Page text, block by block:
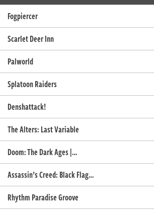
Fogpiercer
Scarlet Deer Inn
Palworld
Splatoon Raiders
Denshattack!
The Alters: Last Variable
Doom: The Dark Ages |…
Assassin’s Creed: Black Flag…
Rhythm Paradise Groove